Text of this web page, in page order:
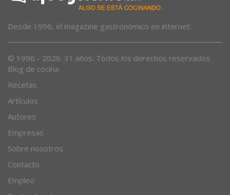
Blog de cocina
Recetas
Artículos
Autores
Empresas
Sobre nosotros
Contacto